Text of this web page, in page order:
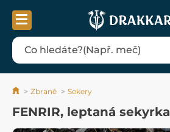
Zbraně Sekery
FENRIR, leptaná sekyrka